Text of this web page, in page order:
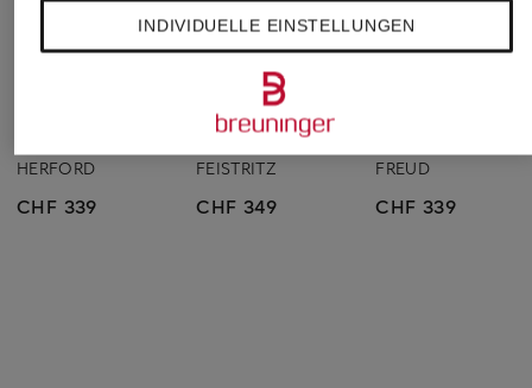
HERFORD
CHF 339
Spieth & Wensky
Trachten-Lederhose
FEISTRITZ
CHF 349
FREUD
CHF 339
INDIVIDUELLE EINSTELLUNGEN